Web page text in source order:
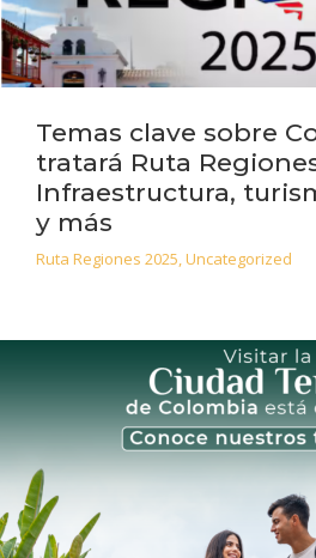
Temas clave sobre
tratará Ruta
Infraestructura,
y más
Ruta Regiones 2025,Uncategorized